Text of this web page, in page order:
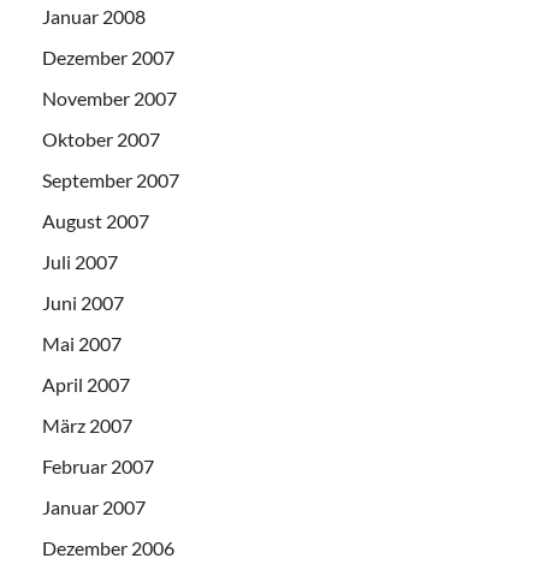
Januar 2008
Dezember 2007
November 2007
Oktober 2007
September 2007
August 2007
Juli 2007
Juni 2007
Mai 2007
April 2007
März 2007
Februar 2007
Januar 2007
Dezember 2006